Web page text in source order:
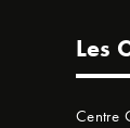
Les
Centre